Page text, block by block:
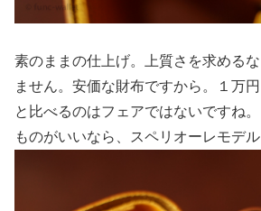
素のままの仕上げ。上質さを求める
ません。安価な財布ですから。１万
と比べるのはフェアではないですね
ものがいいなら、スペリオーレモデ